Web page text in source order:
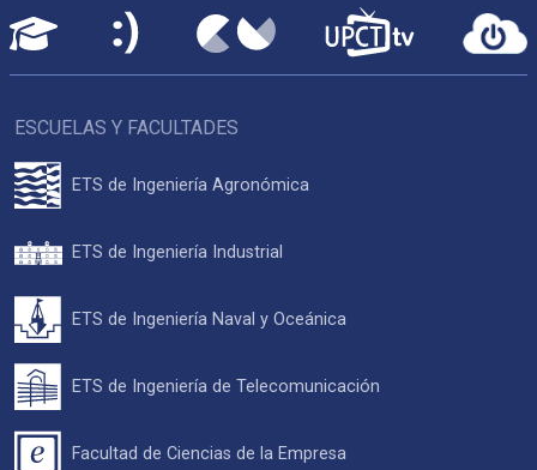
ESCUELAS Y FACULTADES
ETS de Ingeniería Agronómica
ETS de Ingeniería Industrial
ETS de Ingeniería Naval y Oceánica
ETS de Ingeniería de Telecomunicación
Facultad de Ciencias de la Empresa